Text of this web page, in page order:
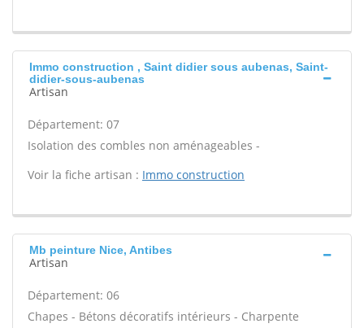
Immo construction , Saint didier sous aubenas, Saint-
didier-sous-aubenas
Artisan
Département: 07
Isolation des combles non aménageables -
Voir la fiche artisan : Immo construction
Mb peinture Nice, Antibes
Artisan
Département: 06
Chapes - Bétons décoratifs intérieurs - Charpente